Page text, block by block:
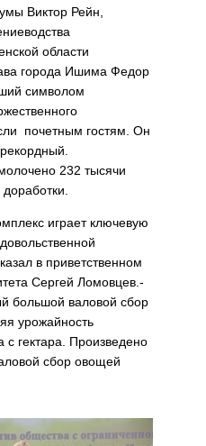
Виктор Рейн,
области
города Ишима Федор
символом
почетным гостям. Он
232 тысячи
играет ключевую
в приветственном
Сергей Ломовцев.-
большой валовой сбор
урожайность
с гектара. Произведено
сбор овощей